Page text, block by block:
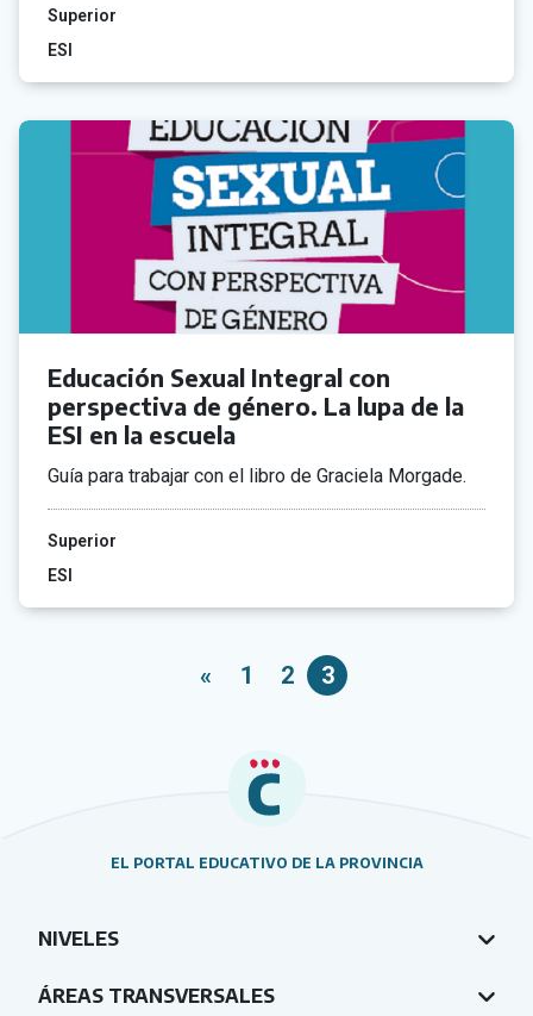
Superior
ESI
Educación Sexual Integral con
perspectiva de género. La lupa de la
ESI en la escuela
Guía para trabajar con el libro de Graciela Morgade.
Superior
ESI
« 1 2 3
EL PORTAL EDUCATIVO DE LA PROVINCIA
NIVELES
ÁREAS TRANSVERSALES